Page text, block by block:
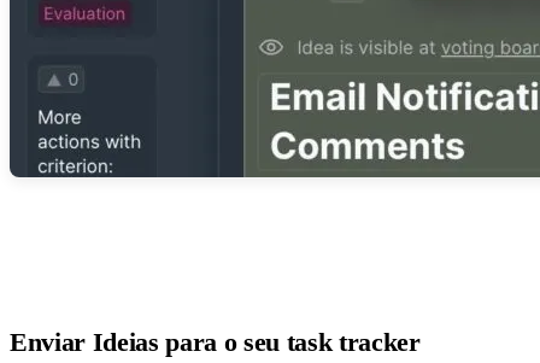
Enviar Ideias para o seu task tracker